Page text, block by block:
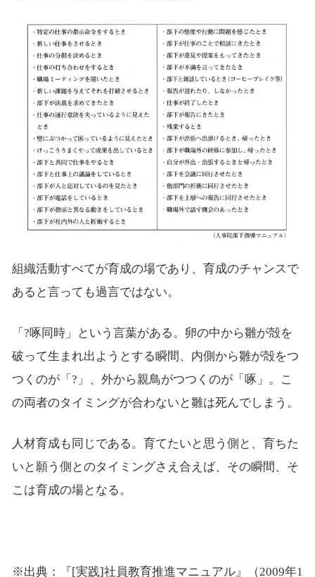
組織活動すべてが育成の場であり、育成のチャンスで
あると言っても過言ではない。
「?啄同時」という言葉がある。卵の中から雛が殻を
破って生まれ出ようとする瞬間、内側から雛が殻をつ
つくのが「?」、外から親鳥がつつくのが「啄」。こ
の両者のタイミングが合わないと雛は死んでしまう。
人材育成も同じである。育てたいと思う側と、育ちた
いと願う側とのタイミングさえ合えば、その瞬間、そ
こは育成の場となる。
※出典：『[実践]社員教育推進マニュアル』（2009年1